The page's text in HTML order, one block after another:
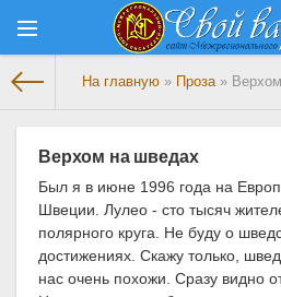
На главную » Проза»
Верхом на шведах
Был я в июне 1996 года на
Швеции. Лулео - сто тысяч
полярного круга. Не буду о
достижениях. Скажу только,
нас очень похожи. Сразу видно